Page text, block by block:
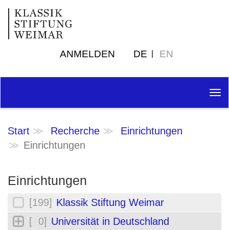
ANMELDEN DE EN
Start Recherche
Einrichtungen
Einrichtungen
Einrichtungen
[199] Klassik Stiftung Weimar
[ 0] Universität in Deutschland